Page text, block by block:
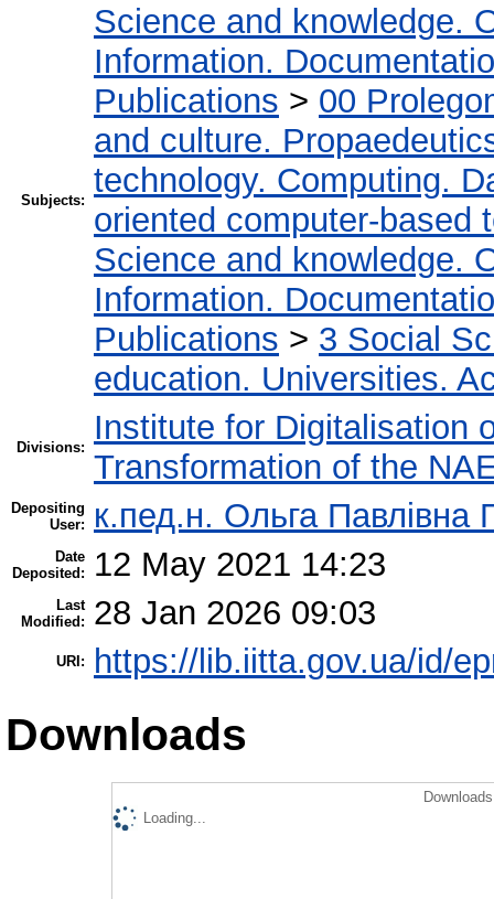
Subjects:
Science and knowledge.
Information.
Publications > 00
and culture.
technology. Computing.
oriented computer-based
Science and knowledge.
Information.
Publications > 3 Social
education. Universities.
Divisions:
Institute for Digitalisation
Transformation of the
Depositing
User:
к.пед.н. Ольга Павлівна
Date
Deposited:
12 May 2021 14:23
Last
Modified:
28 Jan 2026 09:03
URI: https://lib.iitta.gov.ua/id/
Downloads
Loading...